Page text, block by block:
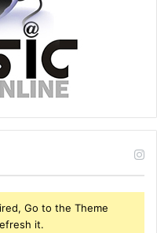
Go to the Theme
it.